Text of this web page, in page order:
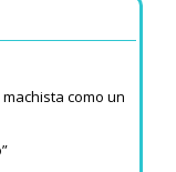
como un